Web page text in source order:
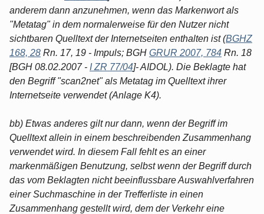
anderem dann anzunehmen, wenn das Markenwort als
"Metatag" in dem normalerweise für den Nutzer nicht
sichtbaren Quelltext der Internetseiten enthalten ist (BGHZ
168, 28 Rn. 17, 19 - Impuls; BGH GRUR 2007, 784 Rn. 18
[BGH 08.02.2007 - I ZR 77/04]- AIDOL). Die Beklagte hat
den Begriff "scan2net" als Metatag im Quelltext ihrer
Internetseite verwendet (Anlage K4).
bb) Etwas anderes gilt nur dann, wenn der Begriff im
Quelltext allein in einem beschreibenden Zusammenhang
verwendet wird. In diesem Fall fehlt es an einer
markenmäßigen Benutzung, selbst wenn der Begriff durch
das vom Beklagten nicht beeinflussbare Auswahlverfahren
einer Suchmaschine in der Trefferliste in einen
Zusammenhang gestellt wird, dem der Verkehr eine